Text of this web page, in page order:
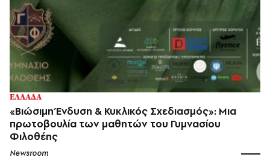
ΕΛΛΑΔΑ
«Βιώσιμη Ένδυση & Κυκλικός Σχεδιασμός»: Μια
πρωτοβουλία των μαθητών του Γυμνασίου
Φιλοθέης
Newsroom